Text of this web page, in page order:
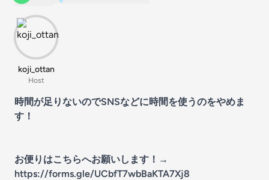
koji_ottan
Host
時間が足りないのでSNSなどに時間を使うのをやめま
す！
お便りはこちらへお願いします！→
https://forms.gle/UCbfT7wbBaKTA7Xj8